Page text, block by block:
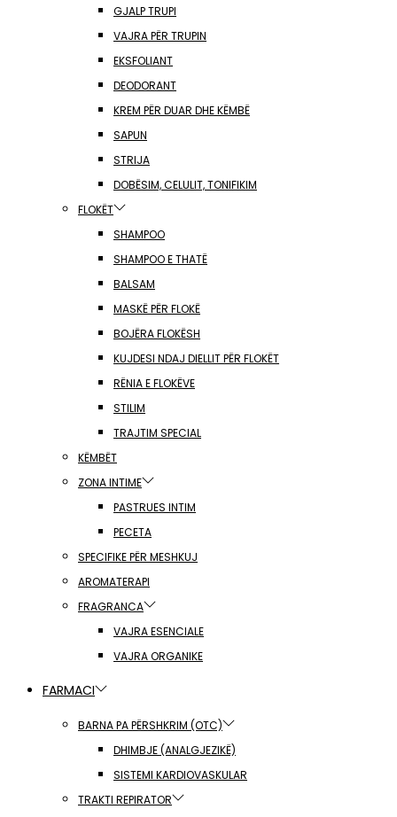
GJALP TRUPI
VAJRA PËR TRUPIN
EKSFOLIANT
DEODORANT
KREM PËR DUAR DHE KËMBË
SAPUN
STRIJA
DOBËSIM, CELULIT, TONIFIKIM
FLOKËT
SHAMPOO
SHAMPOO E THATË
BALSAM
MASKË PËR FLOKË
BOJËRA FLOKËSH
KUJDESI NDAJ DIELLIT PËR FLOKËT
RËNIA E FLOKËVE
STILIM
TRAJTIM SPECIAL
KËMBËT
ZONA INTIME
PASTRUES INTIM
PECETA
SPECIFIKE PËR MESHKUJ
AROMATERAPI
FRAGRANCA
VAJRA ESENCIALE
VAJRA ORGANIKE
FARMACI
BARNA PA PËRSHKRIM (OTC)
DHIMBJE (ANALGJEZIKË)
SISTEMI KARDIOVASKULAR
TRAKTI REPIRATOR